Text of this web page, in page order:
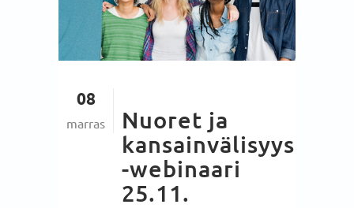
08
marras
Nuoret ja
kansainvälisyys
-webinaari
25.11.